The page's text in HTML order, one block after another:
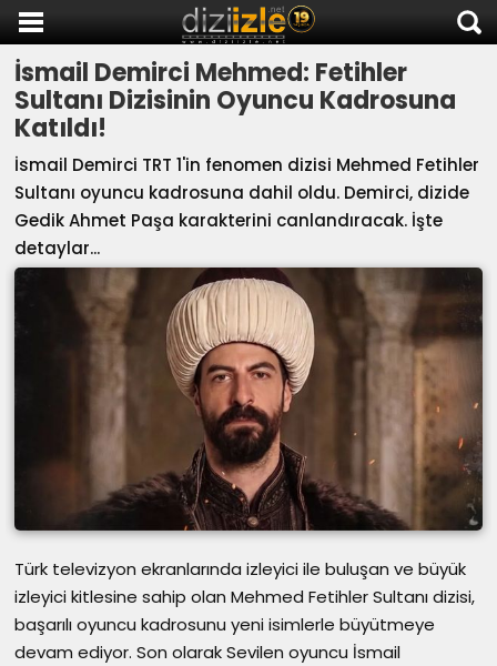
DİZİ İZLE
AKTİF DİZİLER
TÜM DİZİLER
MACERA
KOMEDİ
DUYGUSAL
DİZİ HABERLERİ
İsmail Demirci Mehmed: Fetihler
Sultanı Dizisinin Oyuncu Kadrosuna
Katıldı!
İsmail Demirci TRT 1'in fenomen dizisi Mehmed Fetihler
Sultanı oyuncu kadrosuna dahil oldu. Demirci, dizide
Gedik Ahmet Paşa karakterini canlandıracak. İşte
detaylar...
Türk televizyon ekranlarında izleyici ile buluşan ve büyük
izleyici kitlesine sahip olan Mehmed Fetihler Sultanı dizisi,
başarılı oyuncu kadrosunu yeni isimlerle büyütmeye
devam ediyor. Son olarak Sevilen oyuncu İsmail